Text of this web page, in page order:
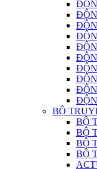
BỘ
BỘ
BỘ
BỘ
BỘ